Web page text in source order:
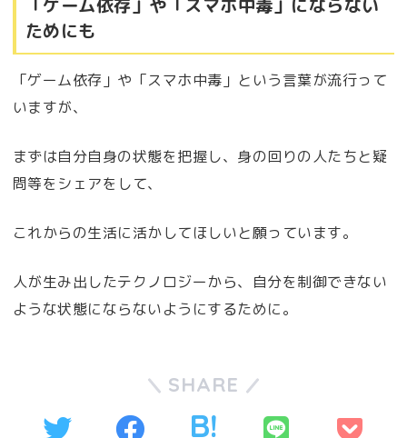
ためにも
「ゲーム依存」や「スマホ中毒」という言葉が流行って
いますが、
まずは自分自身の状態を把握し、身の回りの人たちと疑
問等をシェアをして、
これからの生活に活かしてほしいと願っています。
人が生み出したテクノロジーから、自分を制御できない
ような状態にならないようにするために。
SHARE